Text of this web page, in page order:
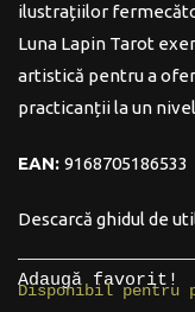
ilustrațiilor
Luna Lapin Tarot
artistică pentru a
practicanții la un
EAN: 9168705186533
Descarcă ghidul de
Disponibil pentru
Adaugă favorit!